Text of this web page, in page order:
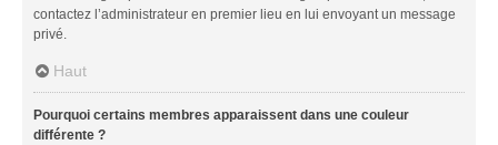
contactez l’administrateur en premier lieu en lui envoyant un message
privé.
Haut
Pourquoi certains membres apparaissent dans une couleur
différente ?